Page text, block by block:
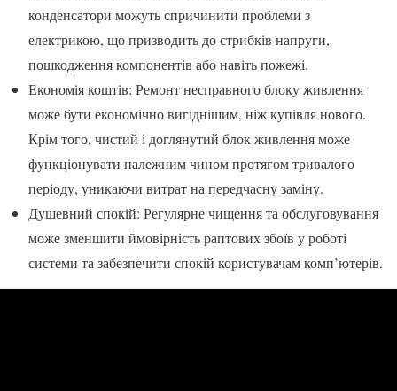
конденсатори можуть спричинити проблеми з
електрикою, що призводить до стрибків напруги,
пошкодження компонентів або навіть пожежі.
Економія коштів: Ремонт несправного блоку живлення
може бути економічно вигіднішим, ніж купівля нового.
Крім того, чистий і доглянутий блок живлення може
функціонувати належним чином протягом тривалого
періоду, уникаючи витрат на передчасну заміну.
Душевний спокій: Регулярне чищення та обслуговування
може зменшити ймовірність раптових збоїв у роботі
системи та забезпечити спокій користувачам комп’ютерів.